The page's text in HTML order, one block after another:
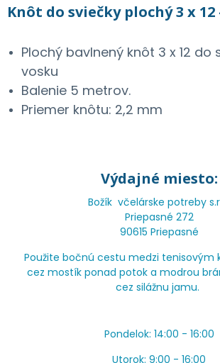
Knôt do sviečky plochý 3 x 12
Plochý bavlnený knôt 3 x 12 do
vosku
Balenie 5 metrov.
Priemer knôtu: 2,2 mm
Výdajné miesto:
Božík včelárske potreby
Priepasné 272
90615 Priepasné
Použite bočnú cestu medzi tenisovým
cez mostík ponad potok a modrou
cez silážnu jamu.
Pondelok: 14:00 - 16:00
Utorok: 9:00 - 16:00